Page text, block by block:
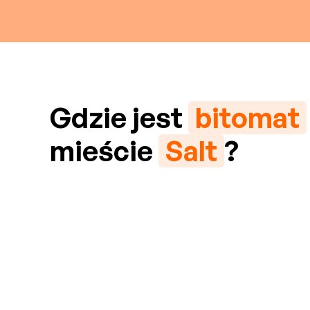
Gdzie jest bitomat
mieście Salt ?